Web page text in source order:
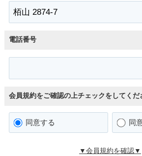
電話番号
会員規約をご確認の上チェックをしてくだ
同意する 同
▼会員規約を確認▼